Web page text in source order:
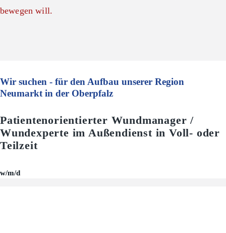
bewegen will.
Wir suchen - für den Aufbau unserer Region
Neumarkt in der Oberpfalz
Patientenorientierter Wundmanager /
Wundexperte im Außendienst in Voll- oder
Teilzeit
w/m/d